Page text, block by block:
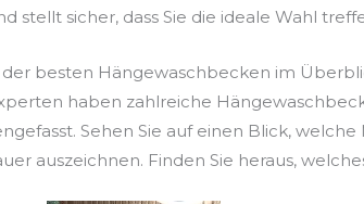
stellt sicher, dass Sie die ideale Wahl
der besten Hängewaschbecken im
haben zahlreiche
Sehen Sie auf einen Blick,
auszeichnen. Finden Sie heraus,